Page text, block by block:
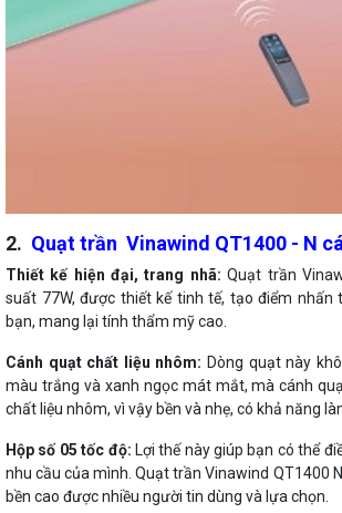
2. Quạt trần Vinawind QT1400 - N
Thiết kế hiện đại, trang nhã: Quạt trần
suất 77W, được thiết kế tinh tế, tạo điểm nhấn
bạn, mang lại tính thẩm mỹ cao.
Cánh quạt chất liệu nhôm: Dòng quạt này
màu trắng và xanh ngọc mát mắt, mà cánh
chất liệu nhôm, vì vậy bền và nhẹ, có khả năng
Hộp số 05 tốc độ: Lợi thế này giúp bạn có thể
nhu cầu của mình. Quạt trần Vinawind QT1400
bền cao được nhiều người tin dùng và lựa chọn.